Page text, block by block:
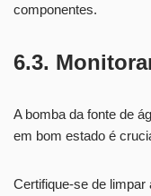
componentes.
6.3.
A bomba da fonte de
em bom estado é
Certifique-se de